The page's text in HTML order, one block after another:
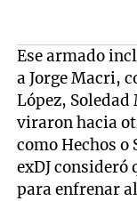
Ese armado
a Jorge Macri,
López,
viraron hacia
como Hechos o
exDJ consideró
para enfrenar